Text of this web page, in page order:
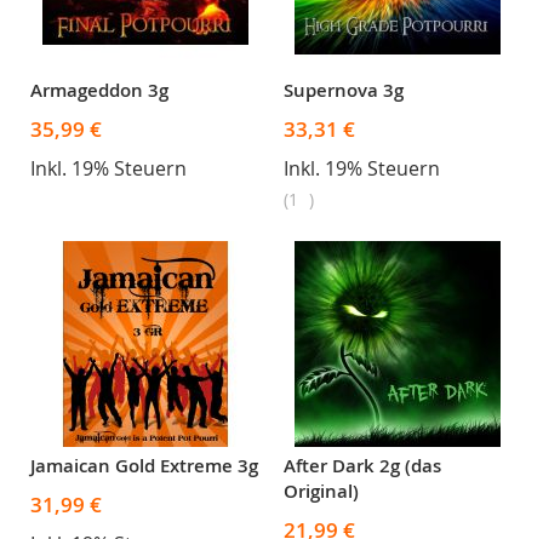
Armageddon 3g
35,99 €
Inkl. 19% Steuern
Supernova 3g
33,31 €
Inkl. 19% Steuern
1
Jamaican Gold Extreme 3g
31,99 €
After Dark 2g (das
Original)
21,99 €